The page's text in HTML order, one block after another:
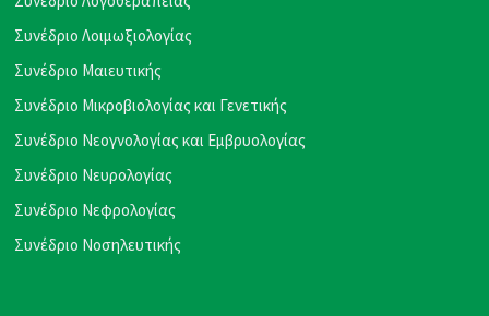
Συνέδριο Λοιμωξιολογίας
Συνέδριο Μαιευτικής
Συνέδριο Μικροβιολογίας και Γενετικής
Συνέδριο Νεογνολογίας και Εμβρυολογίας
Συνέδριο Νευρολογίας
Συνέδριο Νεφρολογίας
Συνέδριο Νοσηλευτικής